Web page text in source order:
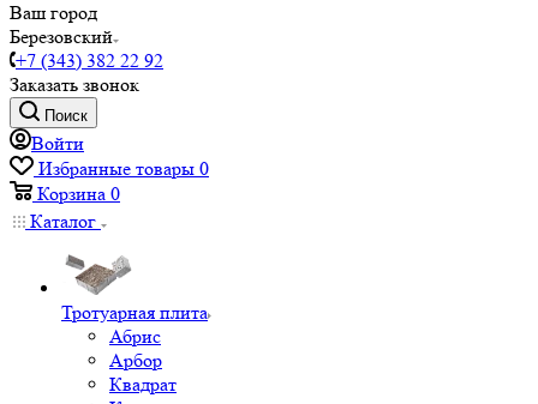
Ваш город
Березовский
+7 (343) 382 22 92
Заказать звонок
Поиск
Войти
Избранные товары 0
Корзина 0
Каталог
Тротуарная плита
Абрис
Арбор
Квадрат